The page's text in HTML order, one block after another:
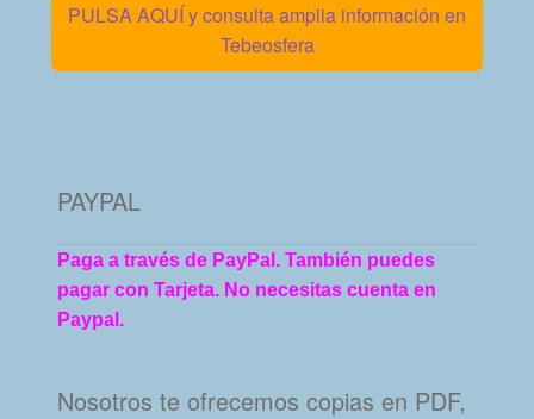
PULSA AQUÍ y consulta amplia información en
Tebeosfera
PAYPAL
Paga a través de PayPal. También puedes
pagar con Tarjeta. No necesitas cuenta en
Paypal.
Nosotros te ofrecemos copias en PDF,